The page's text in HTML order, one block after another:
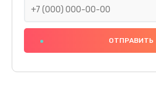
Замена
1000 руб.